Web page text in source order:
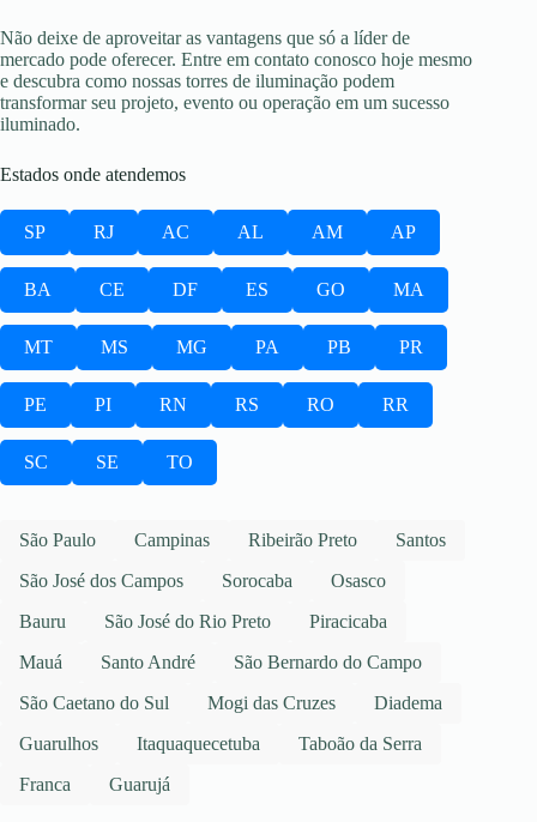
Não deixe de aproveitar as vantagens que só a líder de
mercado pode oferecer. Entre em contato conosco hoje mesmo
e descubra como nossas torres de iluminação podem
transformar seu projeto, evento ou operação em um sucesso
iluminado.
Estados onde atendemos
SP RJ AC AL AM AP
BA CE DF ES GO MA
MT MS MG PA PB PR
PE PI RN RS RO RR
SC SE TO
São Paulo Campinas Ribeirão Preto
Santos
São José dos Campos
Sorocaba
Osasco
Bauru
São José do Rio Preto
Piracicaba
Mauá
Santo André
São Bernardo do Campo
São Caetano do Sul
Mogi das Cruzes
Diadema
Guarulhos
Itaquaquecetuba
Taboão da Serra
Franca
Guarujá